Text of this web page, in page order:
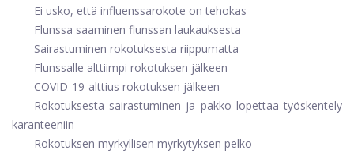
Ei usko, että influenssarokote on tehokas
Flunssa saaminen flunssan laukauksesta
Sairastuminen rokotuksesta riippumatta
Flunssalle alttiimpi rokotuksen jälkeen
COVID-19-alttius rokotuksen jälkeen
Rokotuksesta sairastuminen ja pakko lopettaa työskentely
karanteeniin
Rokotuksen myrkyllisen myrkytyksen pelko